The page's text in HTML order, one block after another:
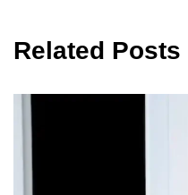
Related Posts